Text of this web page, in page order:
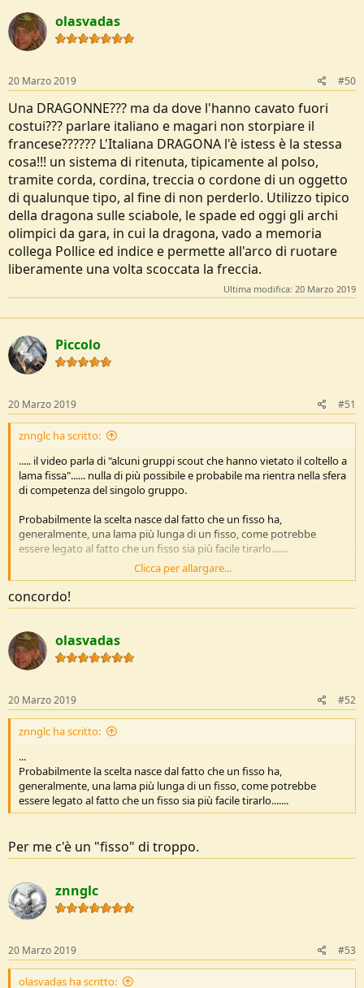
c
t
i
o
s
:
olasvadas
20 Marzo 2019 #50
Una DRAGONNE??? ma da dove l'hanno cavato fuori
costui??? parlare italiano e magari non storpiare il
francese?????? L'Italiana DRAGONA l'è istess è la stessa
cosa!!! un sistema di ritenuta, tipicamente al polso,
tramite corda, cordina, treccia o cordone di un oggetto
di qualunque tipo, al fine di non perderlo. Utilizzo tipico
della dragona sulle sciabole, le spade ed oggi gli archi
olimpici da gara, in cui la dragona, vado a memoria
collega Pollice ed indice e permette all'arco di ruotare
liberamente una volta scoccata la freccia.
Ultima modifica: 20 Marzo 2019
Piccolo
20 Marzo 2019 #51
znnglc ha scritto:
..... il video parla di "alcuni gruppi scout che hanno vietato il coltello a
lama fissa"...... nulla di più possibile e probabile ma rientra nella sfera
di competenza del singolo gruppo.
Probabilmente la scelta nasce dal fatto che un fisso ha,
generalmente, una lama più lunga di un fisso, come potrebbe
essere legato al fatto che un fisso sia più facile tirarlo.......
Ciao
, Gianluca
Clicca per allargare...
concordo!
olasvadas
20 Marzo 2019 #52
znnglc ha scritto:
...
Probabilmente la scelta nasce dal fatto che un fisso ha,
generalmente, una lama più lunga di un fisso, come potrebbe
essere legato al fatto che un fisso sia più facile tirarlo.......
Per me c'è un "fisso" di troppo.
znnglc
20 Marzo 2019 #53
olasvadas ha scritto: